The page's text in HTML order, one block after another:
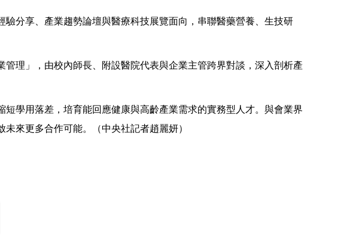
分享、產業趨勢論壇與醫療科技展覽面向，串聯醫藥營養、生技研
理」，由校內師長、附設醫院代表與企業主管跨界對談，深入剖析產
學用落差，培育能回應健康與高齡產業需求的實務型人才。與會業界
來更多合作可能。（中央社記者趙麗妍）